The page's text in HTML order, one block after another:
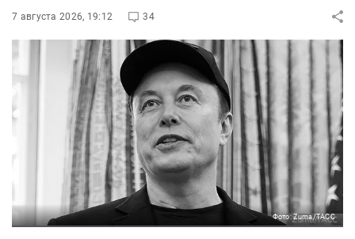
7 августа 2026, 19:12 34
Фото: Zuma/ТАСС